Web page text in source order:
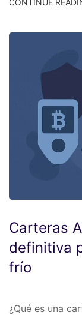
CONTINUE
Carteras
definitiva
frío
¿Qué es una